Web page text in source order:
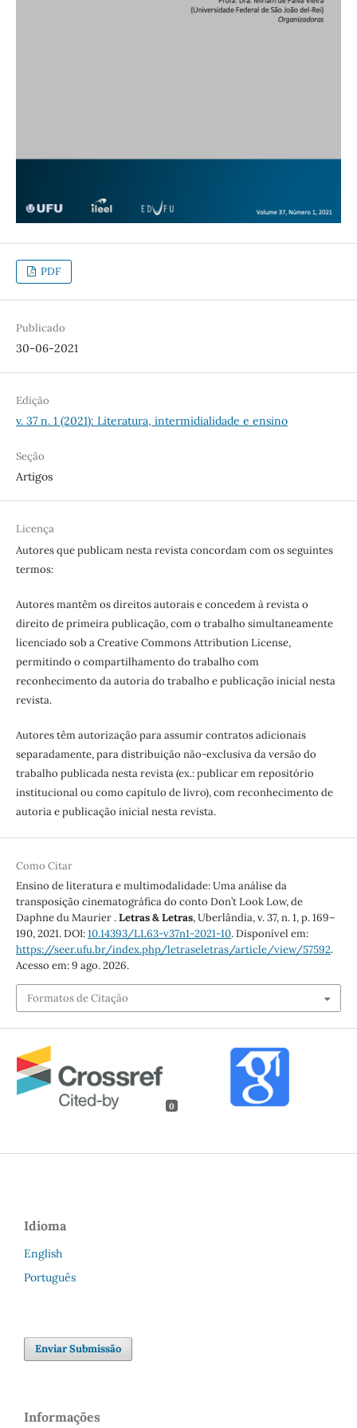
PDF
Publicado
30-06-2021
Edição
v. 37 n. 1 (2021): Literatura, intermidialidade e ensino
Seção
Artigos
Licença
Autores que publicam nesta revista concordam com os seguintes
termos:
Autores mantêm os direitos autorais e concedem à revista o
direito de primeira publicação, com o trabalho simultaneamente
licenciado sob a Creative Commons Attribution License,
permitindo o compartilhamento do trabalho com
reconhecimento da autoria do trabalho e publicação inicial nesta
revista.
Autores têm autorização para assumir contratos adicionais
separadamente, para distribuição não-exclusiva da versão do
trabalho publicada nesta revista (ex.: publicar em repositório
institucional ou como capítulo de livro), com reconhecimento de
autoria e publicação inicial nesta revista.
Como Citar
Ensino de literatura e multimodalidade: Uma análise da
transposição cinematográfica do conto Don’t Look Low, de
Daphne du Maurier .Letras & Letras, Uberlândia, v. 37, n. 1, p. 169–
190, 2021. DOI:10.14393/LL63-v37n1-2021-10. Disponível em:
https://seer.ufu.br/index.php/letraseletras/article/view/57592.
Acesso em: 9 ago. 2026.
Formatos de Citação
0
Idioma
English
Português
Enviar Submissão
Informações